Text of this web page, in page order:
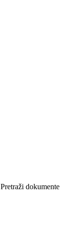
Pretraži dokumente